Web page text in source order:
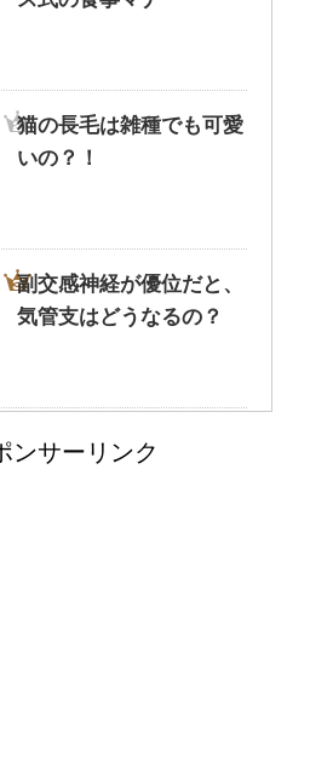
と死別。悲しくても最後の挨
をしましょう。
痛、しかも激痛・吐き気もあ
。どんなことが考えられる？
しを与えてくれるメダカ。そ
猫の長毛は雑種でも可愛
いの？！
副交感神経が優位だと、
気管支はどうなるの？
人が死ぬ前に感じる予感
ンサーリンク